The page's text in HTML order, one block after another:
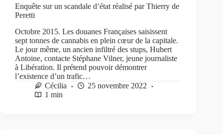
Enquête sur un scandale d’état réalisé par Thierry de
Peretti
Octobre 2015. Les douanes Françaises saisissent
sept tonnes de cannabis en plein cœur de la capitale.
Le jour même, un ancien infiltré des stups, Hubert
Antoine, contacte Stéphane Vilner, jeune journaliste
à Libération. Il prétend pouvoir démontrer
l’existence d’un trafic…
Cécilia
25 novembre 2022
1 min